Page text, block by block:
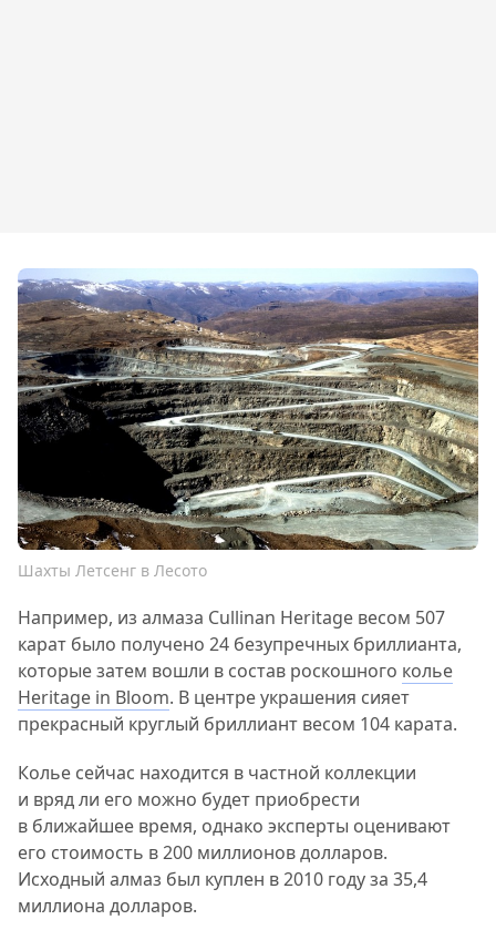
Шахты Летсенг в Лесото
Например, из алмаза Cullinan Heritage весом 507
карат было получено 24 безупречных бриллианта,
которые затем вошли в состав роскошного колье
Heritage in Bloom. В центре украшения сияет
прекрасный круглый бриллиант весом 104 карата.
Колье сейчас находится в частной коллекции
и вряд ли его можно будет приобрести
в ближайшее время, однако эксперты оценивают
его стоимость в 200 миллионов долларов.
Исходный алмаз был куплен в 2010 году за 35,4
миллиона долларов.